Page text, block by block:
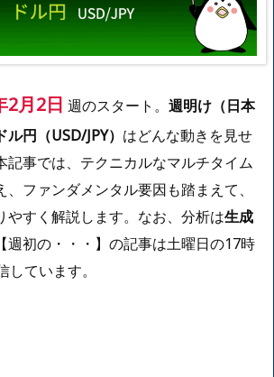
2月2日 週のスタート。 週明け（日本
ル円（USD/JPY） はどんな動きを見せ
記事では、テクニカルなマルチタイム
ファンダメンタル要因も踏まえて、
やすく解説します。なお、分析は生成
週初の・・・】の記事は土曜日の17時
ています。